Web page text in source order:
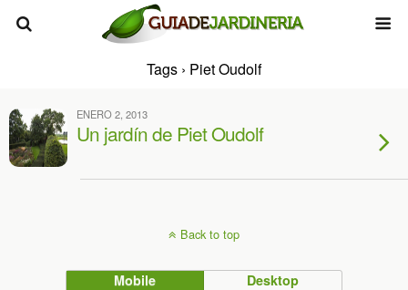
Tags › Piet Oudolf
ENERO 2, 2013
Un jardín de Piet Oudolf
Back to top
Mobile Desktop